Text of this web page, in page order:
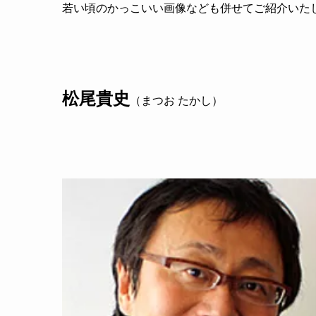
若い頃のかっこいい画像なども併せてご紹介いた
松尾貴史 （まつお たかし）